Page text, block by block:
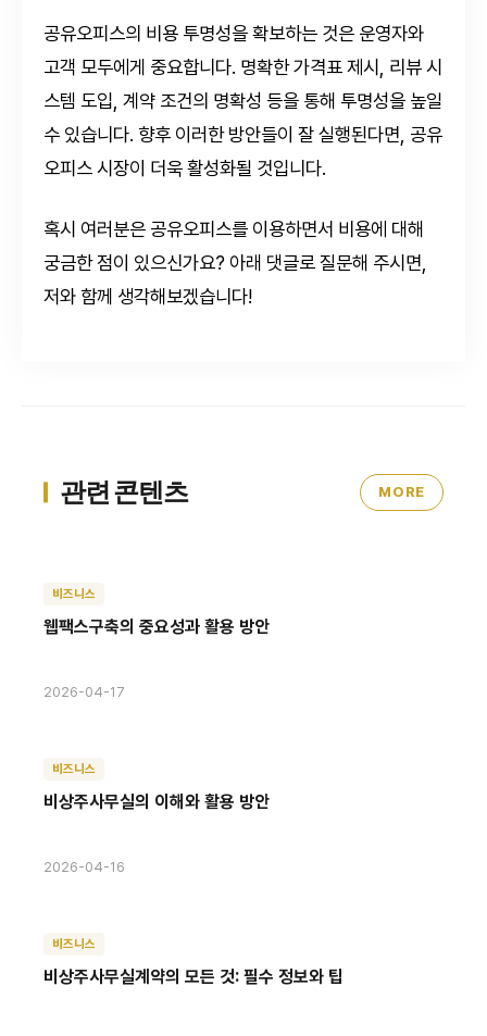
공유오피스의 비용 투명성을 확보하는 것은 운영자와
고객 모두에게 중요합니다. 명확한 가격표 제시, 리뷰 시
스템 도입, 계약 조건의 명확성 등을 통해 투명성을 높일
수 있습니다. 향후 이러한 방안들이 잘 실행된다면, 공유
오피스 시장이 더욱 활성화될 것입니다.
혹시 여러분은 공유오피스를 이용하면서 비용에 대해
궁금한 점이 있으신가요? 아래 댓글로 질문해 주시면,
저와 함께 생각해보겠습니다!
관련 콘텐츠 MORE
비즈니스
웹팩스구축의 중요성과 활용 방안
2026-04-17
비즈니스
비상주사무실의 이해와 활용 방안
2026-04-16
비즈니스
비상주사무실계약의 모든 것: 필수 정보와 팁